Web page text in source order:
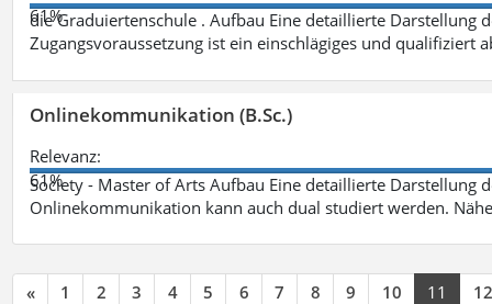
61%
die Graduiertenschule . Aufbau Eine detaillierte Darstellung
Zugangsvoraussetzung ist ein einschlägiges und qualifiziert
Onlinekommunikation (B.Sc.)
Relevanz:
61%
Society - Master of Arts Aufbau Eine detaillierte Darstellung
Onlinekommunikation kann auch dual studiert werden.
« 1 2 3 4 5 6 7 8 9 10 11 12